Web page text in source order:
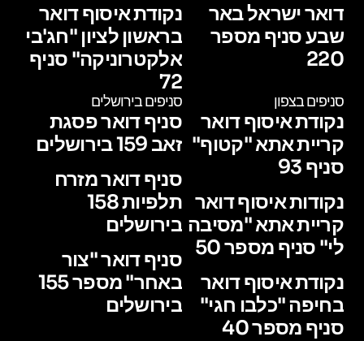
דואר ישראל באר
שבע סניף מספר
220
נקודת איסוף דואר
בראשון לציון "חג'בי
אלקטרוניקה" סניף
72
סניפים בצפון
נקודת איסוף דואר
קריית אתא "קטוף"
סניף 93
נקודות איסוף דואר
קריית אתא "מסיבה
לי" סניף מספר 50
נקודת איסוף דואר
בחיפה "כלבו חגי"
סניף מספר 40
סניפים בירושלים
סניף דואר פסגת
זאב 159 בירושלים
סניף דואר מזרח
תלפיות 158
בירושלים
סניף דואר "צור
באחר" מספר 155
בירושלים